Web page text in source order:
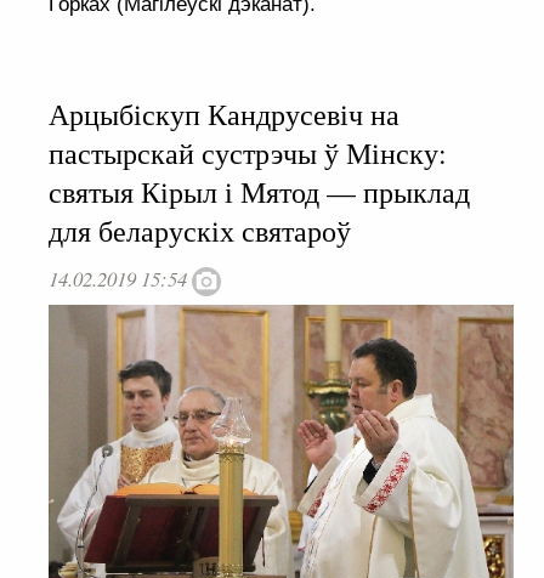
Арцыбіскуп Кандрусевіч на
пастырскай сустрэчы ў Мінску:
святыя Кірыл і Мятод — прыклад
для беларускіх святароў
14.02.2019 15:54